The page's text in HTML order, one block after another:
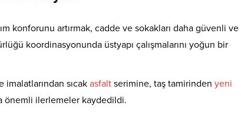
konforunu artırmak, cadde ve sokakları daha güvenli ve
koordinasyonunda üstyapı çalışmalarını yoğun bir
imalatlarından sıcak asfalt serimine, taş tamirinden yeni
önemli ilerlemeler kaydedildi.